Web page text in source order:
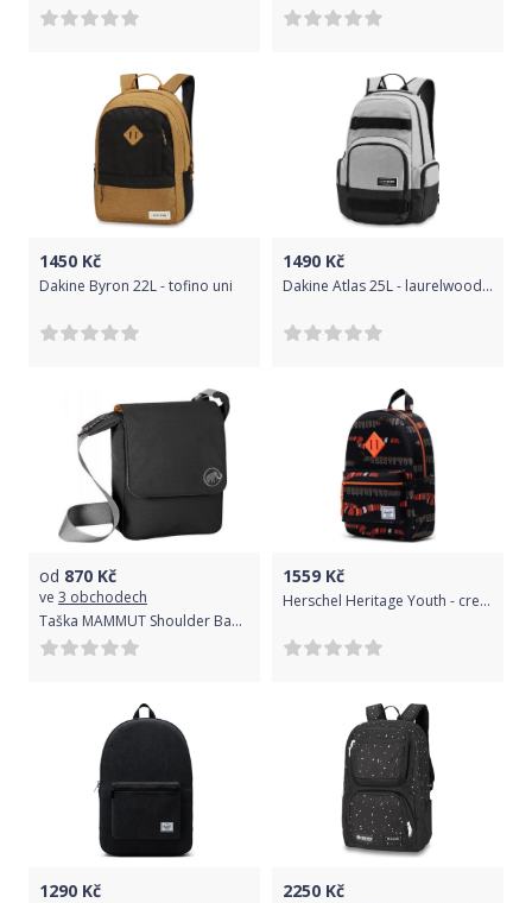
1450 Kč
Dakine Byron 22L - tofino uni
1490 Kč
Dakine Atlas 25L - laurelwood uni
od 870 Kč
ve 3 obchodech
Taška MAMMUT Shoulder Bag Square 4 - černá
1559 Kč
Herschel Heritage Youth - creepers black uni
1290 Kč 2250 Kč